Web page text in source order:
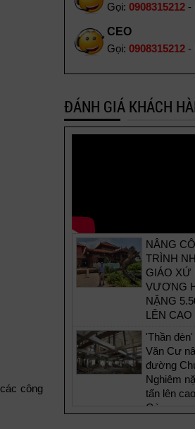
công
Gọi: 0908315212-
CEO
Gọi: 0908315212-
ĐÁNH GIÁ KHÁCH
NÂNG
TRÌNH
GIÁO XỨ
VƯƠNG
NẶNG
LÊN CAO
'Thần
Văn Cư
đường
Nghiêm
tấn lên
Gòn